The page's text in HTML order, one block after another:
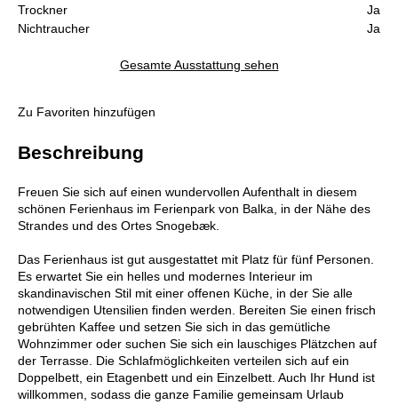
Trockner
Ja
Nichtraucher
Ja
Gesamte Ausstattung sehen
Zu Favoriten hinzufügen
Beschreibung
Freuen Sie sich auf einen wundervollen Aufenthalt in diesem
schönen Ferienhaus im Ferienpark von Balka, in der Nähe des
Strandes und des Ortes Snogebæk.
Das Ferienhaus ist gut ausgestattet mit Platz für fünf Personen.
Es erwartet Sie ein helles und modernes Interieur im
skandinavischen Stil mit einer offenen Küche, in der Sie alle
notwendigen Utensilien finden werden. Bereiten Sie einen frisch
gebrühten Kaffee und setzen Sie sich in das gemütliche
Wohnzimmer oder suchen Sie sich ein lauschiges Plätzchen auf
der Terrasse. Die Schlafmöglichkeiten verteilen sich auf ein
Doppelbett, ein Etagenbett und ein Einzelbett. Auch Ihr Hund ist
willkommen, sodass die ganze Familie gemeinsam Urlaub